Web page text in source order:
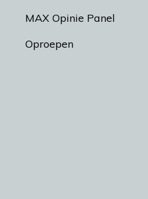
MAX Opinie Panel
Oproepen